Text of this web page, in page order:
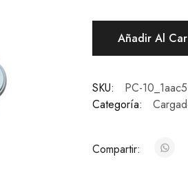
Añadir Al
SKU:
PC-10_1aac5
Categoría:
Compartir: